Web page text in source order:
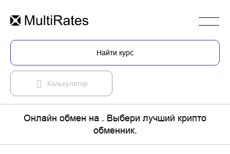
Найти курс
Калькулятор
Онлайн обмен на . Выбери лучший крипто
обменник.